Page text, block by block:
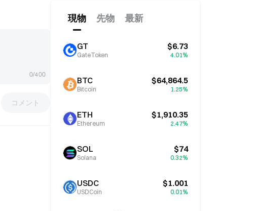
0/400
コメント
現物 先物 最新
GT
GateToken
$6.73
4.01%
BTC
Bitcoin
$64,864.5
1.25%
ETH
Ethereum
$1,910.35
2.47%
SOL
Solana
$74
0.32%
USDC
USDCoin
$1.001
0.01%